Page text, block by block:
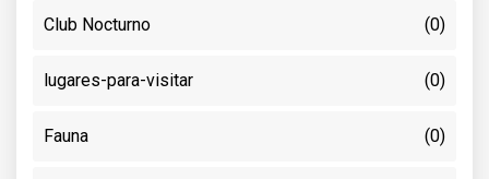
Club Nocturno (0)
lugares-para-visitar (0)
Fauna (0)